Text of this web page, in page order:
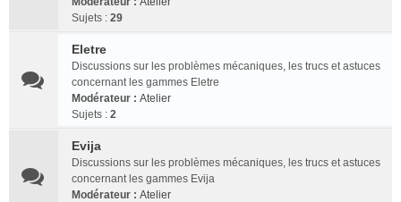
Sujets : 29
Eletre
Discussions sur les problèmes mécaniques, les trucs et astuces
concernant les gammes Eletre
Modérateur : Atelier
Sujets : 2
Evija
Discussions sur les problèmes mécaniques, les trucs et astuces
concernant les gammes Evija
Modérateur : Atelier